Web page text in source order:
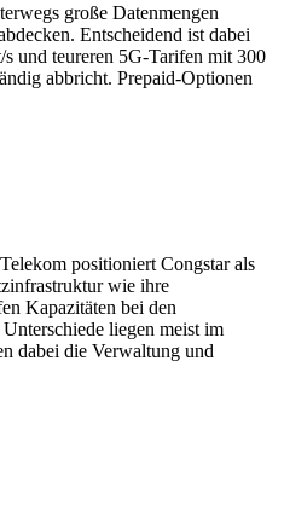
große Datenmengen
Entscheidend ist dabei
und teureren 5G-Tarifen mit 300
abbricht. Prepaid-Optionen
positioniert Congstar als
wie ihre
Kapazitäten bei den
liegen meist im
dabei die Verwaltung und